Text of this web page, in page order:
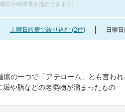
日や時間帯を指定できます)
土曜日診療で絞り込む (2件) 日曜
瘍の一つで「アテローム」とも言わ
垢や脂などの老廃物が溜まったもの